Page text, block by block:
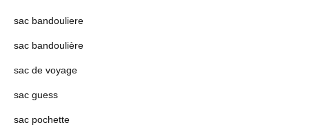
sac bandouliere
sac bandoulière
sac de voyage
sac guess
sac pochette